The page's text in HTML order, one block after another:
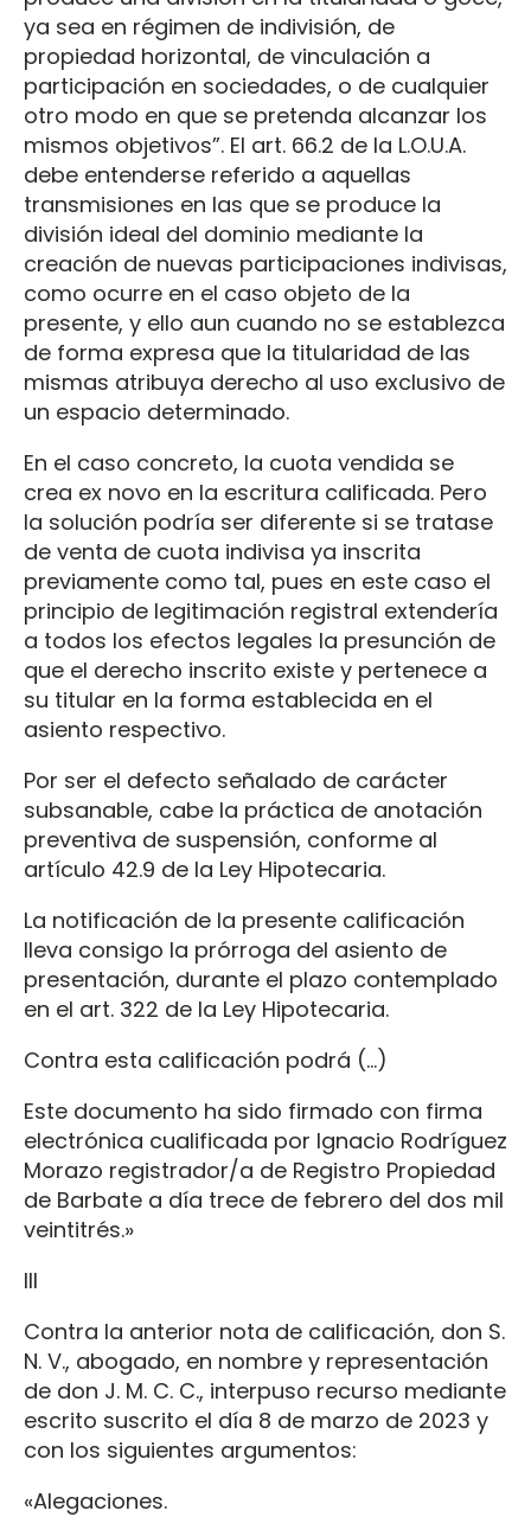
ya sea en régimen de indivisión, de
propiedad horizontal, de vinculación a
participación en sociedades, o de cualquier
otro modo en que se pretenda alcanzar los
mismos objetivos”. El art. 66.2 de la L.O.U.A.
debe entenderse referido a aquellas
transmisiones en las que se produce la
división ideal del dominio mediante la
creación de nuevas participaciones indivisas,
como ocurre en el caso objeto de la
presente, y ello aun cuando no se establezca
de forma expresa que la titularidad de las
mismas atribuya derecho al uso exclusivo de
un espacio determinado.
En el caso concreto, la cuota vendida se
crea ex novo en la escritura calificada. Pero
la solución podría ser diferente si se tratase
de venta de cuota indivisa ya inscrita
previamente como tal, pues en este caso el
principio de legitimación registral extendería
a todos los efectos legales la presunción de
que el derecho inscrito existe y pertenece a
su titular en la forma establecida en el
asiento respectivo.
Por ser el defecto señalado de carácter
subsanable, cabe la práctica de anotación
preventiva de suspensión, conforme al
artículo 42.9 de la Ley Hipotecaria.
La notificación de la presente calificación
lleva consigo la prórroga del asiento de
presentación, durante el plazo contemplado
en el art. 322 de la Ley Hipotecaria.
Contra esta calificación podrá (…)
Este documento ha sido firmado con firma
electrónica cualificada por Ignacio Rodríguez
Morazo registrador/a de Registro Propiedad
de Barbate a día trece de febrero del dos mil
veintitrés.»
III
Contra la anterior nota de calificación, don S.
N. V., abogado, en nombre y representación
de don J. M. C. C., interpuso recurso mediante
escrito suscrito el día 8 de marzo de 2023 y
con los siguientes argumentos:
«Alegaciones.